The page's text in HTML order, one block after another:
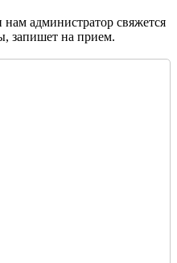
администратор свяжется
запишет на прием.